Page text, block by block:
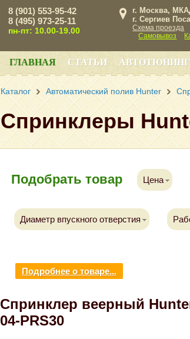
8 (901) 553-95-42
8 (495) 973-25-11
пн-пт: 10.00-19.00
г. Москва,
г. Сергиев
Схема проезда
Самовывоз
ГЛАВНАЯ СТАТЬИ АВТОТЮНИНГ
Каталог Автоматический полив Hunter
Спринклеры
Подобрать товар Цена
Диаметр впускного отверстия
Подробнее о товаре...
Спринклер веерный
04-PRS30